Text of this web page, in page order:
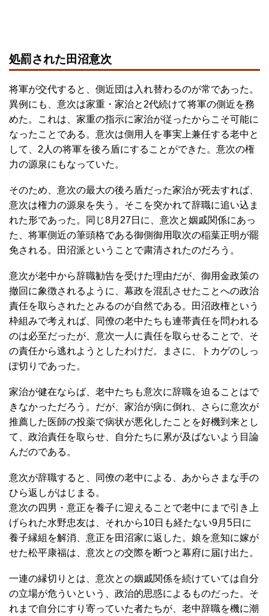
処罰された田沼意次
将軍が交代すると、側近団は入れ替わるのが常であった。
異例にも、意次は家重・家治と2代続けて将軍の側近を務
めた。これは、家重の指示に家治が従ったからこそ可能に
なったことである。意次は側用人を事実上兼任する老中と
して、2人の将軍を後ろ盾にすることができた。意次の権
力の源泉にもなっていた。
そのため、意次の最大の後ろ盾だった家治が死去すれば、
意次は権力の源泉を失う。そこを突かれて辞職に追い込ま
れた形であった。同じ8月27日に、意次と姻戚関係にあっ
た、将軍側近の筆頭格である御側御用取次の稲葉正明が罷
免される。田沼派ということで粛清されたのだろう。
意次が老中から辞職勧告を受けた理由だが、御用金政策の
撤回に象徴されるように、幕政を混乱させたことへの政治
責任を取らされたとみるのが自然である。田沼政権という
枠組みで考えれば、同僚の老中たちも連帯責任を問われる
のは必至だったが、意次一人に責任を取らせることで、そ
の責任から逃れようとしたわけだ。まさに、トカゲのしっ
ぽ切りであった。
家治が健在ならば、老中たちも意次に辞職を迫ることはで
きなかっただろう。だが、家治が病に倒れ、さらに意次が
推薦した医師の投薬で病状が悪化したことを好機到来とし
て、政治責任を取らせ、自分たちに累が及ばないよう目論
んだのである。
意次が辞職すると、同僚の老中による、あからさまな手の
ひら返しがはじまる。
意次の四男・意正を養子に迎えることで老中にまで引き上
げられた水野忠友は、それから10日も経たない9月5日に
養子縁組を解消、意正を田沼家に返した。娘を意知に嫁が
せた松平康福は、意次との交際を断つと幕府に届け出た。
一連の縁切りとは、意次との姻戚関係を続けていては自分
の立場が危ういという、政治的思惑によるものだった。そ
れまで自分にすり寄っていた者たちが、老中辞職を機に潮